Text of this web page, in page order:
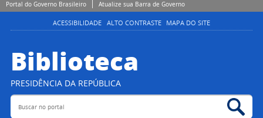
Portal do Governo Brasileiro Atualize sua Barra de Governo
ACESSIBILIDADE ALTO CONTRASTE MAPA DO SITE
Biblioteca
PRESIDÊNCIA DA REPÚBLICA
Buscar no portal